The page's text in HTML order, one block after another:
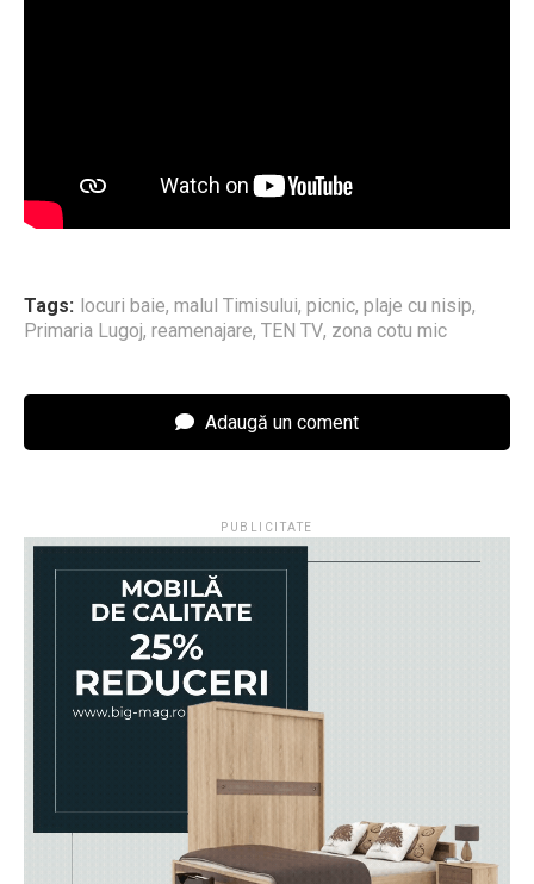
Tags: locuri baie, malul Timisului, picnic, plaje cu nisip,
Primaria Lugoj, reamenajare, TEN TV, zona cotu mic
Adaugă un coment
PUBLICITATE